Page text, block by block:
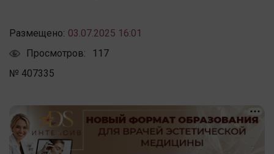
Размещено: 03.07.2025 16:01
Просмотров:
117
№ 407335